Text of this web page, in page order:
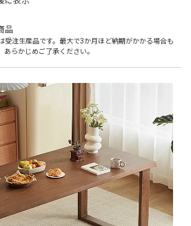
品
受注生産品です。最大で3か月ほど納期がかかる場合も
あらかじめご了承ください。